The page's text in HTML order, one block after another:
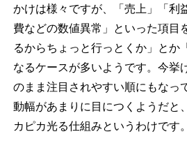
かけは様々ですが、「売上」「利
費などの数値異常」といった項目
るからちょっと行っとくか」とか
なるケースが多いようです。今挙
のまま注目されやすい順にもなっ
動幅があまりに目につくようだと
カピカ光る仕組みというわけです。